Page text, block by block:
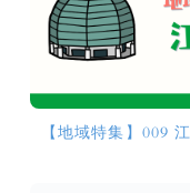
【地域特集】009